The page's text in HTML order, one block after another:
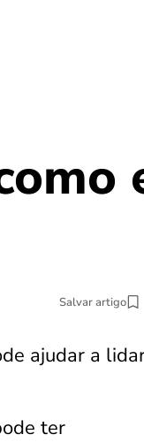
Salvar artigo
ajudar a
ter